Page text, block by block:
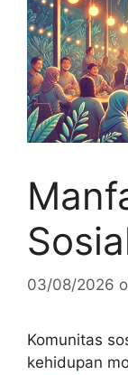
03/08/2026
Komunitas
kehidupan